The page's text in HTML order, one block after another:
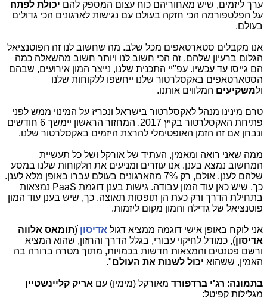
ערך ליזמים, שיש מאחוריהם כוח עצום המספק להם יכולת לפתח
על הפלטפורמה הכי חזקה בעולם עם נגישות לארגונים הכי גדולים
בעולם.
אנו מקבלים סטארטאפים מכל שלב. מה שחשוב לנו זה הפוטנציאל
הגלום ברעיון שלהם. זה הכי חשוב לנו ויותר חשוב מהשאלה כמה
הם גייסו עד עכשיו. עפ"יי התכנית שלנו, נייצר המון אירועים, שבהם
הסטארטאפים באקסלרטור שלנו ייחשפו ללקוחות שלנו
ולמשקיעים המלווים אותנו.
טרם מינינו מנהל לאקסלרטור בישראל ונכריז על המינוי ממש לפני
פתיחת האקסלרטור בקיץ 2017. המחזור הראשון יימשך 6 חודשים
ונבחן אם זה הזמן האופטימלי להרצת היזמים באקסלרטור שלנו.
ממה שאני רואה ומאמין, העתיד של אורקל ושל כל תעשיית
המחשוב נמצא בענן. אנו עוזרים ומניעים את הלקוחות שלנו במסע
שלהם לענן. אולם, רק 7% מהארגונים בעולם עברו באופן מלא לענן.
כך, שיש כאן עוד המון עבודה. גישות בענן דוגמת PaaS נמצאות
בתחילת הדרך ורק כעת הן תופסות תאוצה. כך, שיש בענן עוד המון
פוטנציאל של גדילה והמון מקום ליזמות.
אני לוקח באופן אישי דוגמה ממציא דגול אדיסון ׁׁׁׁ(תומאס אלווה
אדיסוןׂ), כמודל לחיקוי עבורי, בגלל הדרך והחזון, שהוא המציא
ורשם פטנטים והמצאות חדשות בכמויות, מתוך מטרה ברורה בה
האמין, ששהוא יכול לשנות את העולם".
בתמונה: רג'י ברדפורד מאורקל (מימין) עם אריק קליינשטיין
מגלילות קפיטל: